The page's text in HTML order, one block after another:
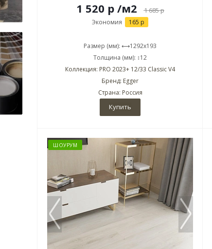
1 520 р /м2 1 685р
Экономия 165 р
Размер (мм): ⟷1292x193
Толщина (мм): ↕12
Коллекция: PRO 2023+ 12/33 Classic V4
Бренд: Egger
Страна: Россия
Купить
ШОУРУМ